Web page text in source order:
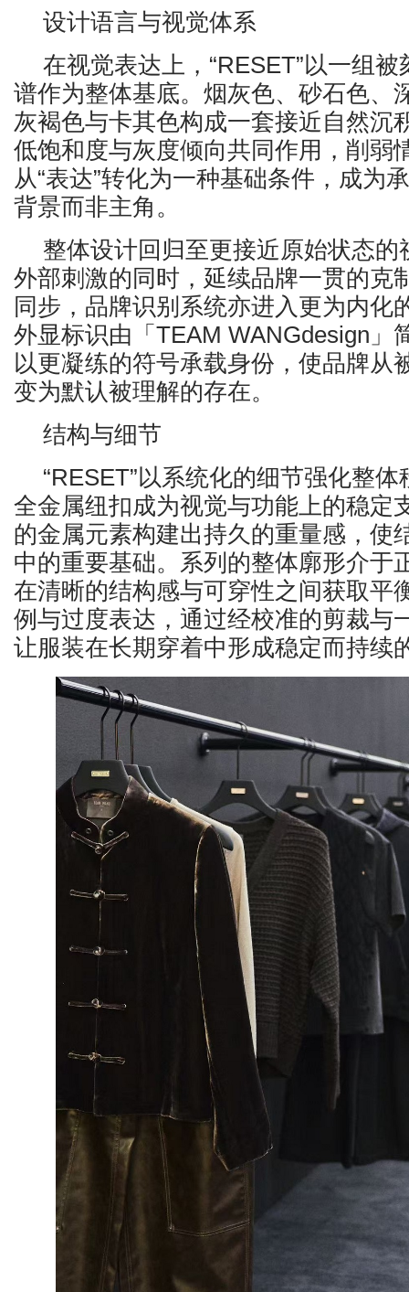
设计语言与视觉体系
在视觉表达上，“RESET”以一组
谱作为整体基底。烟灰色、砂石色、
灰褐色与卡其色构成一套接近自然沉
低饱和度与灰度倾向共同作用，削弱
从“表达”转化为一种基础条件，成为
背景而非主角。
整体设计回归至更接近原始状态的
外部刺激的同时，延续品牌一贯的克
同步，品牌识别系统亦进入更为内化
外显标识由「TEAM WANGdesign」
以更凝练的符号承载身份，使品牌从
变为默认被理解的存在。
结构与细节
“RESET”以系统化的细节强化整
全金属纽扣成为视觉与功能上的稳定
的金属元素构建出持久的重量感，使
中的重要基础。系列的整体廓形介于
在清晰的结构感与可穿性之间获取平
例与过度表达，通过经校准的剪裁与
让服装在长期穿着中形成稳定而持续